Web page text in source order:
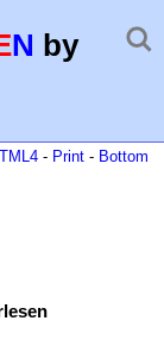
N by
- Print - Bottom